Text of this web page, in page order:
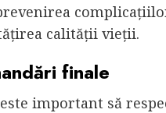
calității vieții.
finale
important să